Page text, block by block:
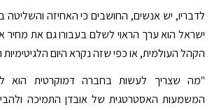
לדבריו, יש אנשים, החושבים כי האחיזה
ישראל הוא ערך הראוי לשלם בעבורו גם את מחיר
הקהל העולמית, או כפי שזה נקרא היום הלגיטימיות
"מה שצריך לעשות בחברה דמוקרטית הוא
המשמעות האסטרטגית של אובדן התמיכה